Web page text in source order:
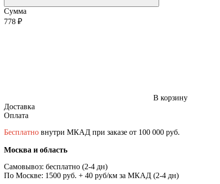
Сумма
778 ₽
В корзину
Доставка
Оплата
Бесплатно внутри МКАД при заказе от 100 000 руб.
Москва и область
Самовывоз: бесплатно (2-4 дн)
По Москве: 1500 руб. + 40 руб/км за МКАД (2-4 дн)